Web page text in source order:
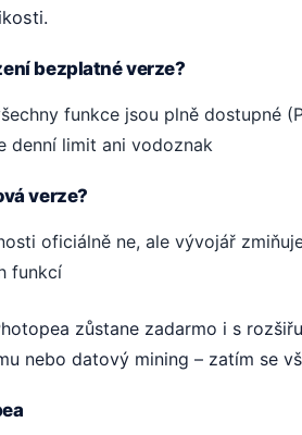
bezplatné verze?
funkce jsou plně dostupné
denní limit ani vodoznak
verze?
oficiálně ne, ale vývojář
funkcí
zůstane zadarmo i s
nebo datový mining – zatím se